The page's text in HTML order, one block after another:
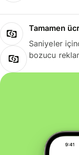
Tamamen
Saniyeler
bozucu